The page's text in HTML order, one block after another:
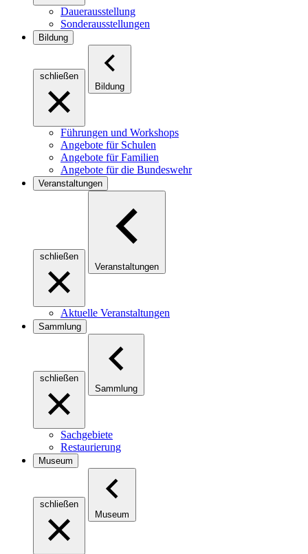
Dauerausstellung
Sonderausstellungen
Bildung
schließen
Bildung
Führungen und Workshops
Angebote für Schulen
Angebote für Familien
Angebote für die Bundeswehr
Veranstaltungen
schließen
Veranstaltungen
Aktuelle Veranstaltungen
Sammlung
schließen
Sammlung
Sachgebiete
Restaurierung
Museum
schließen
Museum